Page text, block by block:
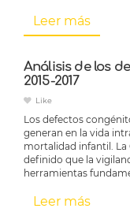
Leer más
Análisis de los
2015-2017
Like
Los defectos
generan en la vida
mortalidad infantil. La
definido que la
herramientas
Leer más